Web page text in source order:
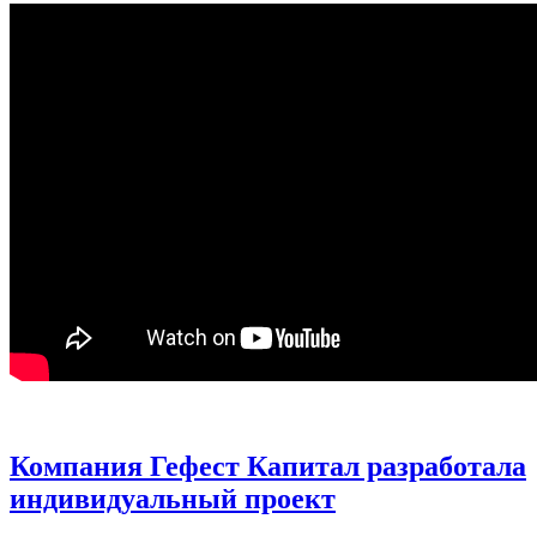
Компания Гефест Капитал разработала
индивидуальный проект